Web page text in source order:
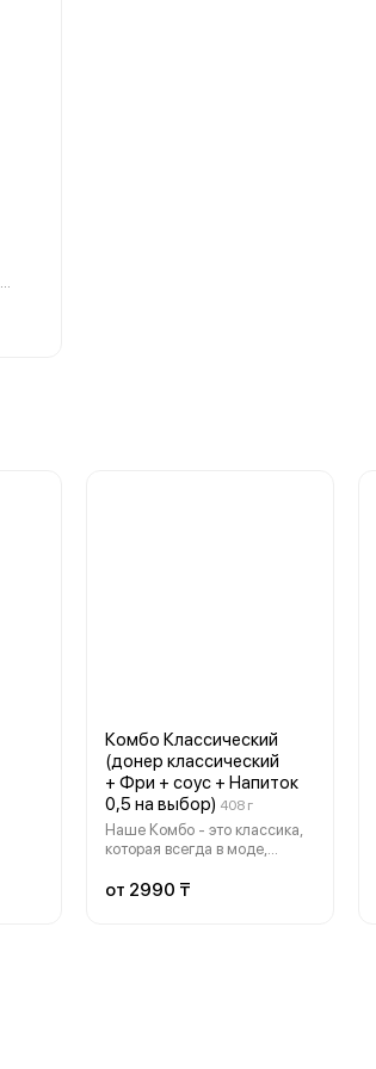
Комбо Классический
(донер классический
+ Фри + соус + Напиток
0,5 на выбор) 408 г
Наше Комбо - это классика,
которая всегда в моде,
для вашего удовольствия.
от 2990 ₸